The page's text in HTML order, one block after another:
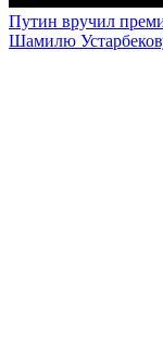
Путин вручил
Шамилю